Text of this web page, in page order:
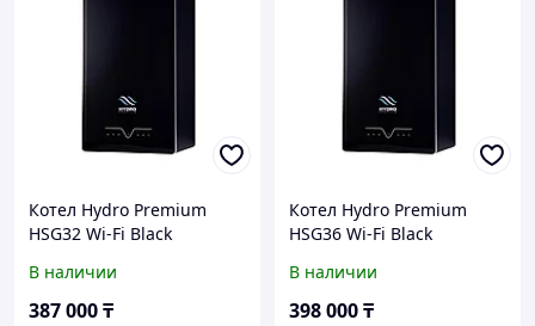
Котел Hydro Premium
HSG32 Wi-Fi Black
В наличии
387 000₸
Котел Hydro Premium
HSG36 Wi-Fi Black
В наличии
398 000₸